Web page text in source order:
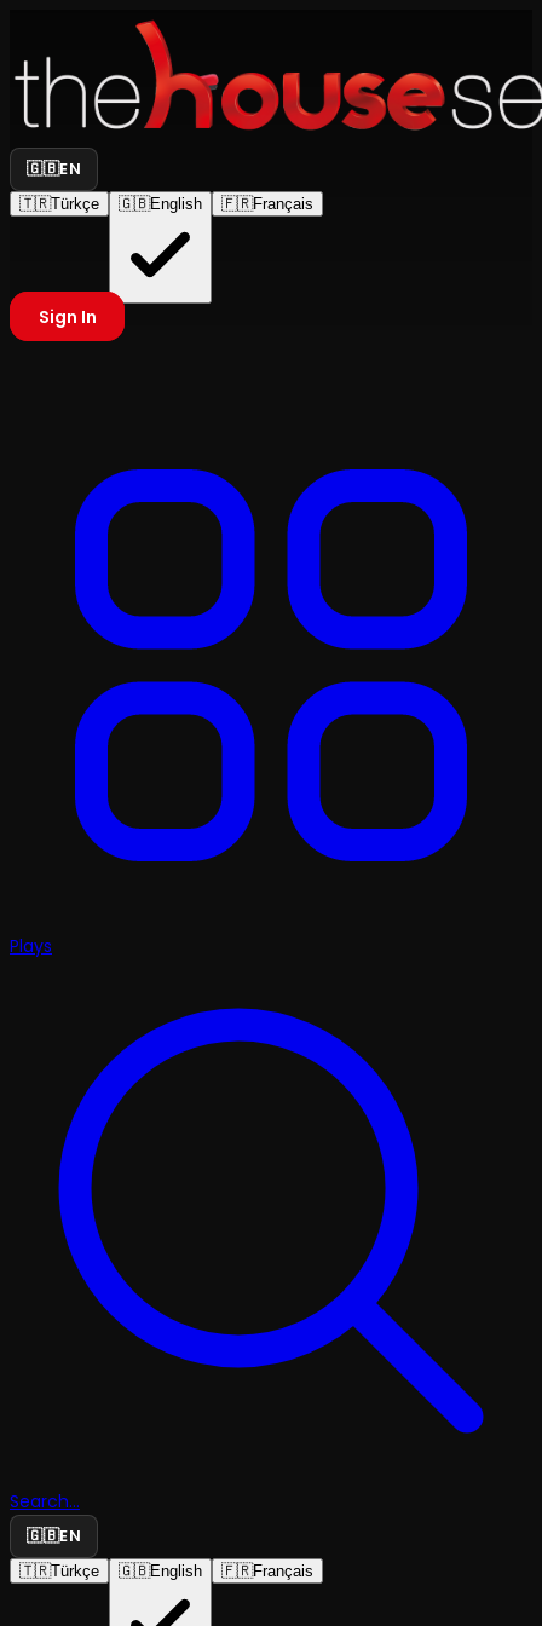
🇬🇧EN
🇹🇷Türkçe 🇬🇧English 🇫🇷Français
Sign In
Plays
Search...
🇬🇧EN
🇹🇷Türkçe 🇬🇧English 🇫🇷Français